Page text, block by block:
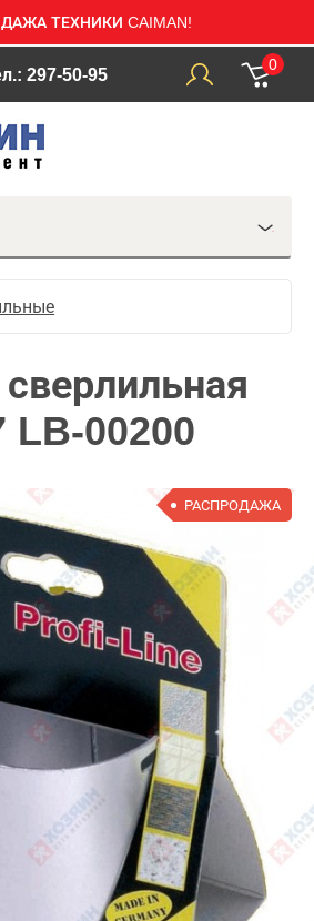
ТЕХНИКИ CAIMAN!
297-50-95
0
00200
РАСПРОДАЖА